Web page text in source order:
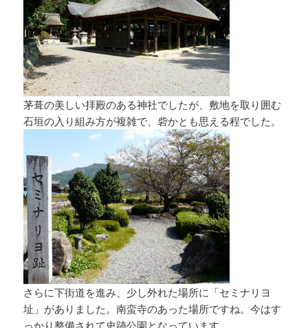
茅葺の美しい拝殿のある神社でしたが、敷地を取り囲む
石垣の入り組み方が複雑で、砦かとも思える程でした。
さらに下街道を進み、少し外れた場所に「セミナリヨ
址」がありました。南蛮寺のあった場所ですね。今はす